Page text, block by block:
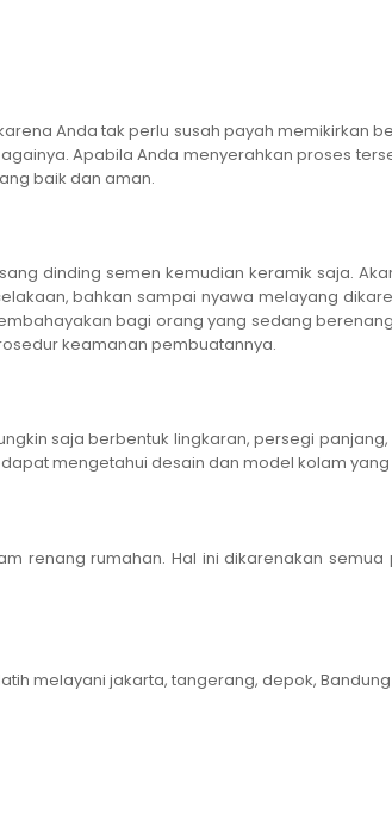
Anda tak perlu susah payah memikirkan
Apabila Anda menyerahkan proses
baik dan aman.
dinding semen kemudian keramik saja.
bahkan sampai nyawa melayang
bagi orang yang sedang
keamanan pembuatannya.
saja berbentuk lingkaran, persegi
mengetahui desain dan model kolam yang
renang rumahan. Hal ini dikarenakan
melayani jakarta, tangerang, depok,